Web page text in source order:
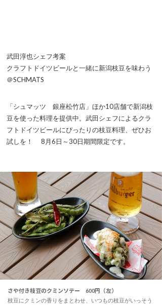
武田淳也シェフ考案
クラフトドイツビールと一緒に新潟枝豆を味わう
＠SCHMATS
「シュマッツ 銀座松竹店」ほか10店舗で新潟枝
豆を使った料理を提供中。武田シェフによるクラ
フトドイツビールにぴったりの枝豆料理、ぜひお
試しを！ 8月6日～30日期間限定です。
さや付き枝豆のクミンソテー 600円（左）
枝豆にクミンの香りをまとわせ、いつもの枝豆がいっそう